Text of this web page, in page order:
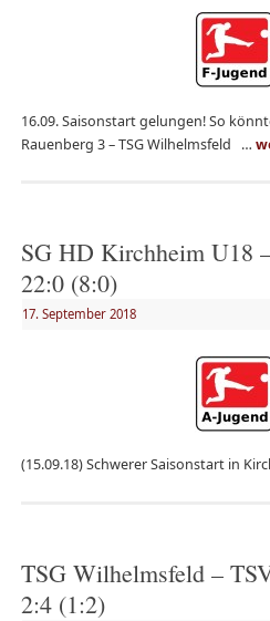
16.09. Saisonstart gelungen! So
Rauenberg 3 – TSG Wilhelmsfeld …
SG HD Kirchheim U18
22:0 (8:0)
17. September 2018
(15.09.18) Schwerer Saisonstart in
TSG Wilhelmsfeld –
2:4 (1:2)